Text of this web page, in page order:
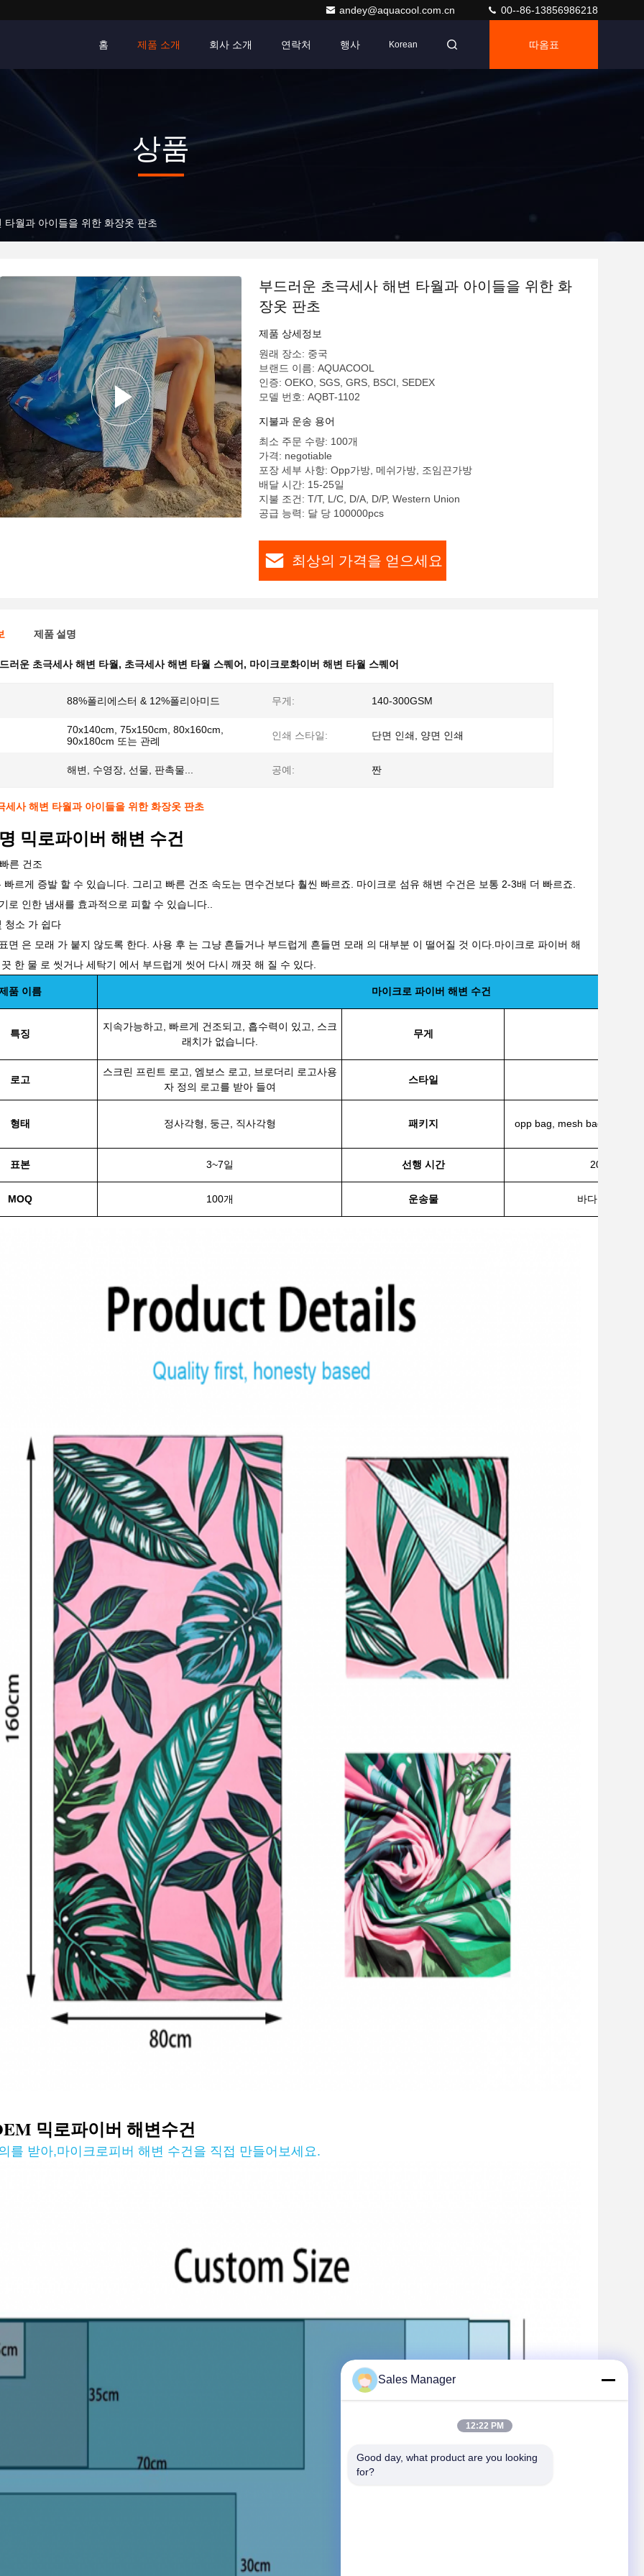
andey@aquacool.com.cn 00--86-13856986218
홈 제품 소개 회사 소개 연락처 행사 Korean 따옴표
상품
타월과 아이들을 위한 화장옷 판초
부드러운 초극세사 해변 타월과 아이들을 위한 화
장옷 판초
제품 상세정보
원래 장소: 중국
브랜드 이름: AQUACOOL
인증: OEKO, SGS, GRS, BSCI, SEDEX
모델 번호: AQBT-1102
지불과 운송 용어
최소 주문 수량: 100개
가격: negotiable
포장 세부 사항: Opp가방, 메쉬가방, 조임끈가방
배달 시간: 15-25일
지불 조건: T/T, L/C, D/A, D/P, Western Union
공급 능력: 달 당 100000pcs
최상의 가격을 얻으세요
제품 설명
러운 초극세사 해변 타월 , 초극세사 해변 타월 스퀘어 , 마이크로화이버 해변 타월 스퀘어
88%폴리에스터 & 12%폴리아미드 무게: 140-300GSM
70x140cm, 75x150cm, 80x160cm,
90x180cm 또는 관례
인쇄 스타일: 단면 인쇄, 양면 인쇄
해변, 수영장, 선물, 판촉물... 공예: 짠
세사 해변 타월과 아이들을 위한 화장옷 판초
믹로파이버 해변 수건
른 건조
빠르게 증발 할 수 있습니다. 그리고 빠른 건조 속도는 면수건보다 훨씬 빠르죠. 마이크로 섬유 해변 수건은 보통 2-3배 더 빠르죠.
로 인한 냄새를 효과적으로 피할 수 있습니다..
청소 가 쉽다
면 은 모래 가 붙지 않도록 한다. 사용 후 는 그냥 흔들거나 부드럽게 흔들면 모래 의 대부분 이 떨어질 것 이다.마이크로 파이버 해
한 물 로 씻거나 세탁기 에서 부드럽게 씻어 다시 깨끗 해 질 수 있다.
품 이름 마이크로 파이버 해변 수건
특징
지속가능하고, 빠르게 건조되고, 흡수력이 있고, 스크
래치가 없습니다.
무게
로고
스크린 프린트 로고, 엠보스 로고, 브로더리 로고사용
자 정의 로고를 받아 들여
스타일
형태 정사각형, 둥근, 직사각형 패키지 opp bag, mesh bag,
표본 3~7일 선행 시간 20-25일 (
MOQ 100개 운송물 바다, 공기, 익
믹로파이버 해변수건
를 받아,마이크로피버 해변 수건을 직접 만들어보세요.
Sales Manager
12:22 PM
Good day, what product are you looking
for?